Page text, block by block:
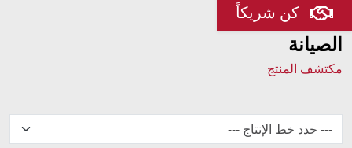
كن شريكاً
الصيانة
مكتشف المنتج